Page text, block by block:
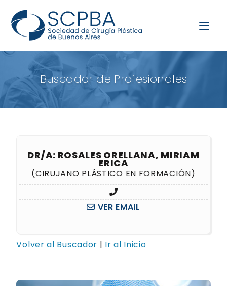
Buscador de Profesionales
DR/A: ROSALES ORELLANA, MIRIAM
ERICA
(CIRUJANO PLÁSTICO EN FORMACIÓN)
VER EMAIL
Volver al Buscador | Ir al Inicio